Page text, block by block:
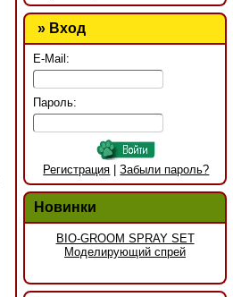
» Вход
E-Mail:
Пароль:
Регистрация |Забыли пароль?
Новинки
BIO-GROOM SPRAY SET
Моделирующий спрей